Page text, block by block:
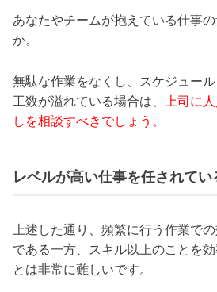
あなたやチームが抱えている仕事
か。
無駄な作業をなくし、スケジュー
工数が溢れている場合は、 上司に
しを相談すべきでしょう。
レベルが高い仕事を任されてい
上述した通り、頻繁に行う作業で
である一方、スキル以上のことを
とは非常に難しいです。